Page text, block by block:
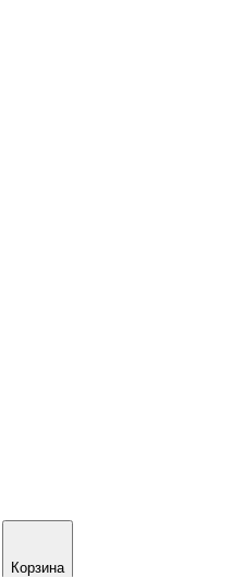
Корзина